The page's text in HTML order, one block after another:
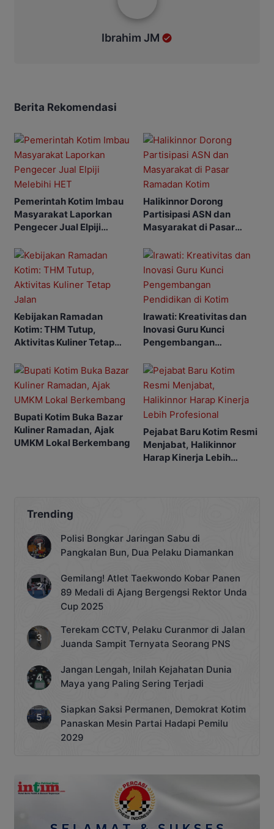
Ibrahim JM
Berita Rekomendasi
Pemerintah Kotim Imbau
Masyarakat Laporkan
Pengecer Jual Elpiji
Halikinnor Dorong
Partisipasi ASN dan
Masyarakat di Pasar
Kebijakan Ramadan
Kotim: THM Tutup,
Aktivitas Kuliner Tetap
Irawati: Kreativitas dan
Inovasi Guru Kunci
Pengembangan
Bupati Kotim Buka Bazar
Kuliner Ramadan, Ajak
UMKM Lokal Berkembang
Pejabat Baru Kotim Resmi
Menjabat, Halikinnor
Harap Kinerja Lebih
Trending
Polisi Bongkar Jaringan Sabu di
Pangkalan Bun, Dua Pelaku Diamankan
Gemilang! Atlet Taekwondo Kobar Panen
89 Medali di Ajang Bergengsi Rektor Unda
Cup 2025
Terekam CCTV, Pelaku Curanmor di Jalan
Juanda Sampit Ternyata Seorang PNS
Jangan Lengah, Inilah Kejahatan Dunia
Maya yang Paling Sering Terjadi
Siapkan Saksi Permanen, Demokrat Kotim
Panaskan Mesin Partai Hadapi Pemilu
2029